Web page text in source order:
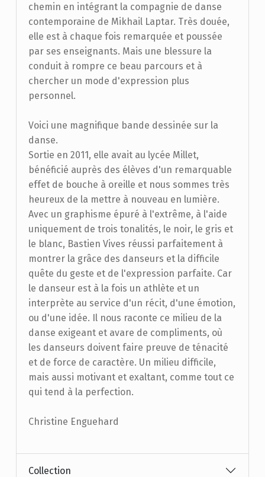
chemin en intégrant la compagnie de danse
contemporaine de Mikhail Laptar. Très douée,
elle est à chaque fois remarquée et poussée
par ses enseignants. Mais une blessure la
conduit à rompre ce beau parcours et à
chercher un mode d'expression plus
personnel.
Voici une magnifique bande dessinée sur la
danse.
Sortie en 2011, elle avait au lycée Millet,
bénéficié auprès des élèves d'un remarquable
effet de bouche à oreille et nous sommes très
heureux de la mettre à nouveau en lumière.
Avec un graphisme épuré à l'extrême, à l'aide
uniquement de trois tonalités, le noir, le gris et
le blanc, Bastien Vives réussi parfaitement à
montrer la grâce des danseurs et la difficile
quête du geste et de l'expression parfaite. Car
le danseur est à la fois un athlète et un
interprète au service d'un récit, d'une émotion,
ou d'une idée. Il nous raconte ce milieu de la
danse exigeant et avare de compliments, où
les danseurs doivent faire preuve de ténacité
et de force de caractère. Un milieu difficile,
mais aussi motivant et exaltant, comme tout ce
qui tend à la perfection.
Christine Enguehard
Collection